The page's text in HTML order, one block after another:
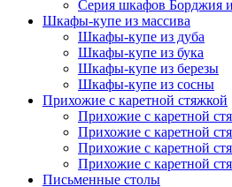
Серия шкафов Борджия
Шкафы-купе из массива
Шкафы-купе из дуба
Шкафы-купе из бука
Шкафы-купе из березы
Шкафы-купе из сосны
Прихожие с каретной стяжкой
Прихожие с каретной
Прихожие с каретной
Прихожие с каретной
Прихожие с каретной
Письменные столы